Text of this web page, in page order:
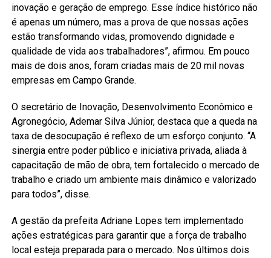
inovação e geração de emprego. Esse índice histórico não
é apenas um número, mas a prova de que nossas ações
estão transformando vidas, promovendo dignidade e
qualidade de vida aos trabalhadores”, afirmou. Em pouco
mais de dois anos, foram criadas mais de 20 mil novas
empresas em Campo Grande.
O secretário de Inovação, Desenvolvimento Econômico e
Agronegócio, Ademar Silva Júnior, destaca que a queda na
taxa de desocupação é reflexo de um esforço conjunto. “A
sinergia entre poder público e iniciativa privada, aliada à
capacitação de mão de obra, tem fortalecido o mercado de
trabalho e criado um ambiente mais dinâmico e valorizado
para todos”, disse.
A gestão da prefeita Adriane Lopes tem implementado
ações estratégicas para garantir que a força de trabalho
local esteja preparada para o mercado. Nos últimos dois